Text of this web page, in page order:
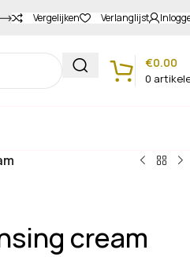
voor extra korting
Vergelijken Verlanglijst
0
€0.00
cream